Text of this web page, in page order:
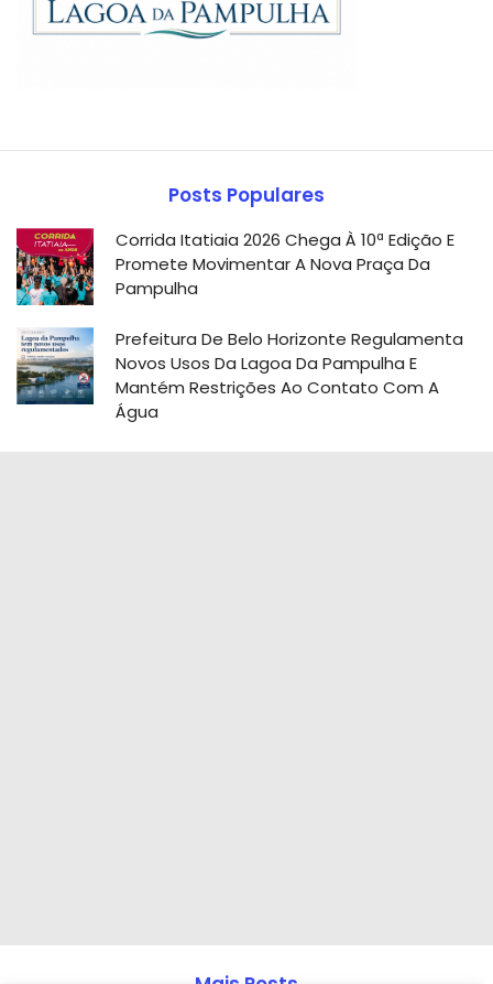
Posts Populares
Corrida Itatiaia 2026 Chega À 10ª Edição E
Promete Movimentar A Nova Praça Da
Pampulha
Prefeitura De Belo Horizonte Regulamenta
Novos Usos Da Lagoa Da Pampulha E
Mantém Restrições Ao Contato Com A
Água